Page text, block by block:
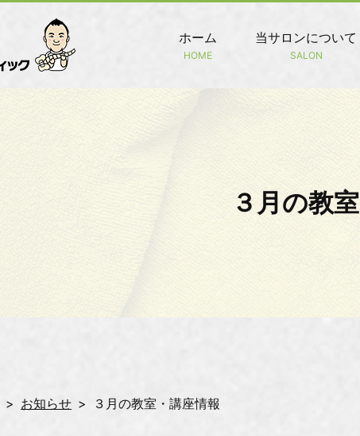
ホーム
HOME
当サロンについて
SALON
３月の教
お知らせ ３月の教室・講座情報